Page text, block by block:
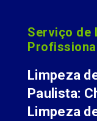
Serviço de
Limpeza
Paulista:
Limpeza